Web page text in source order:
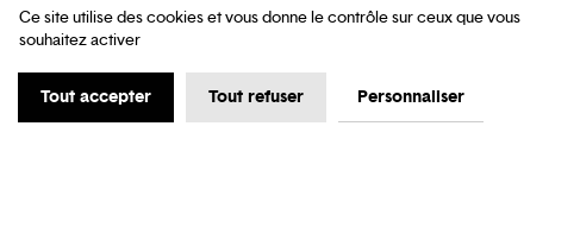
Ce site utilise des cookies et vous donne le contrôle sur ceux que vous
souhaitez activer
Tout accepter Tout refuser Personnaliser